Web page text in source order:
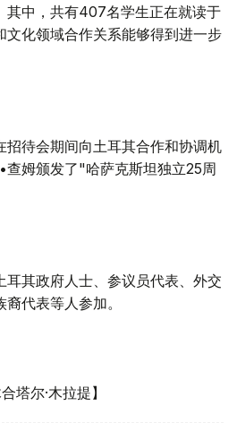
其中，共有407名学生正在就读于
文化领域合作关系能够得到进一步
招待会期间向土耳其合作和协调机
姆颁发了"哈萨克斯坦独立25周
耳其政府人士、参议员代表、外交
代表等人参加。
塔尔·木拉提】